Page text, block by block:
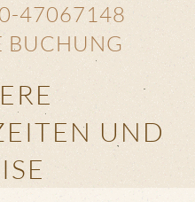
47067148
BUCHUNG
UND